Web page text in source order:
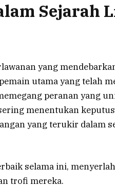
Sejarah
yang
utama yang telah
peranan yang
menentukan
yang terukir dalam
selama ini,
trofi mereka.